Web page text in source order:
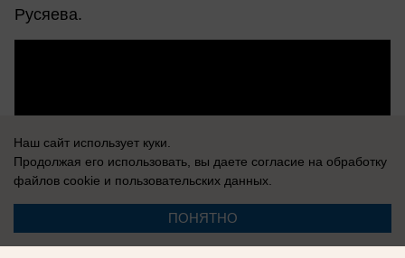
Русяева.
Наш сайт использует куки.
Продолжая его использовать, вы даете согласие на обработку
файлов cookie и пользовательских данных.
ПОНЯТНО